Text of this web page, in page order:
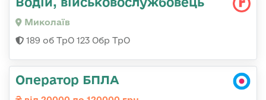
Миколаїв
189 об ТрО 123 Обр ТрО
Оператор БПЛА